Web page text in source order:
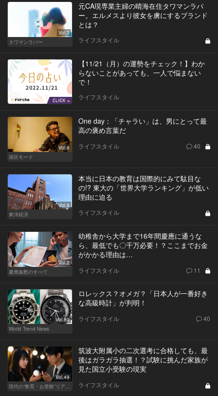
Vol.3
タワマンラバー
元CA現専業主婦の晴海在住タワマンラバ
ー。エルメスより彼女を虜にするブランド
とは？
ライフスタイル
【11/21（月）の運勢をチェック！】わか
らないことがあっても、一人で悩まない
で！
ライフスタイル
Vol.6
港区モード
One day：「チャラい」は、男にとって最
高の褒め言葉だ
ライフスタイル 40
Vol.9
東洋経済
本当に日本の教育は国際的にみて駄目な
の!? 東大の「世界大学ランキング」が低い
理由に迫る
ライフスタイル
Vol.2
慶應義塾のすべて
幼稚舎から大学まで16年間慶應に通うな
ら、最低でも〇千万必要！？ここまでお金
がかかる理由は…
ライフスタイル 11
Vol.80
World Trend News
ロレックス？オメガ？「日本人が一番好き
な高級時計」が判明！
ライフスタイル 40
Vol.49
現代の“教育・お受験”リアルドキュメント
筑波大附属小の二次選考に合格しても、最
後はガラガラ抽選！？試験に挑んだ家族が
見た国立小受験の現実
ライフスタイル